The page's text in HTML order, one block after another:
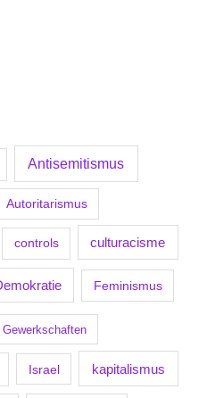
Antisemitismus
Autoritarismus
controls culturacisme
Feminismus
Gewerkschaften
Israel kapitalismus